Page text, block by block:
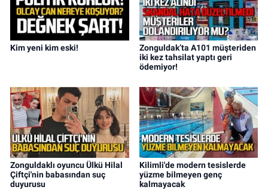
Kim yeni kim eski!
Zonguldak’ta A101 müşteriden
iki kez tahsilat yaptı geri
ödemiyor!
Zonguldaklı oyuncu Ülkü Hilal
Çiftçi'nin babasından suç
duyurusu
Kilimli'de modern tesislerde
yüzme bilmeyen genç
kalmayacak